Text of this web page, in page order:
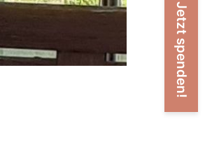
Jetzt spenden!